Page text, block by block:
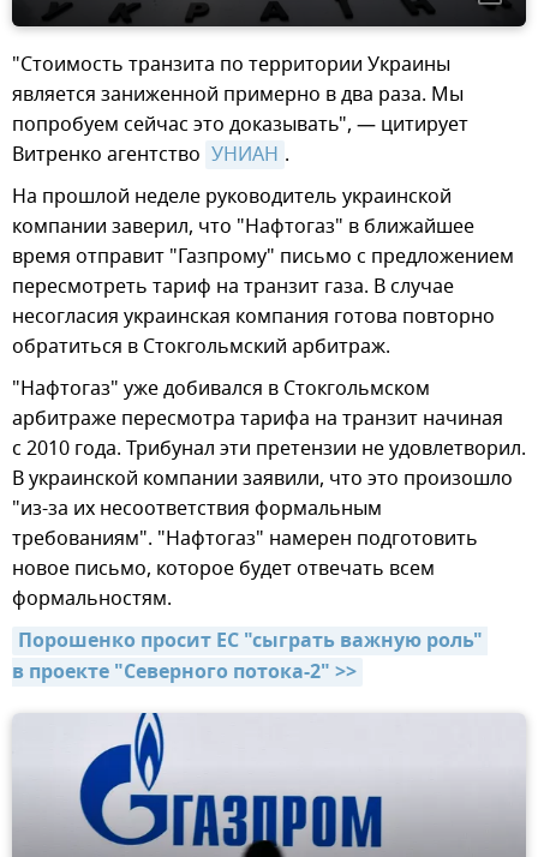
"Стоимость транзита по территории Украины
является заниженной примерно в два раза. Мы
попробуем сейчас это доказывать", — цитирует
Витренко агентство УНИАН .
На прошлой неделе руководитель украинской
компании заверил, что "Нафтогаз" в ближайшее
время отправит "Газпрому" письмо с предложением
пересмотреть тариф на транзит газа. В случае
несогласия украинская компания готова повторно
обратиться в Стокгольмский арбитраж.
"Нафтогаз" уже добивался в Стокгольмском
арбитраже пересмотра тарифа на транзит начиная
с 2010 года. Трибунал эти претензии не удовлетворил.
В украинской компании заявили, что это произошло
"из-за их несоответствия формальным
требованиям". "Нафтогаз" намерен подготовить
новое письмо, которое будет отвечать всем
формальностям.
Порошенко просит ЕС "сыграть важную роль"
в проекте "Северного потока-2" >>